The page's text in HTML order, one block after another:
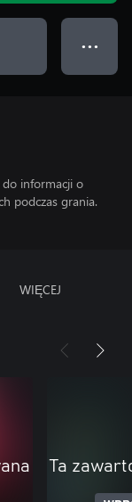
● ● ●
informacji o
podczas grania.
WIĘCEJ
Ta